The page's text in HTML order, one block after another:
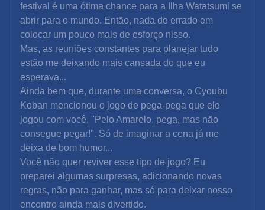
festival é uma ótima chance para a Ilha Watatsumi se
abrir para o mundo. Então, nada de errado em
colocar um pouco mais de esforço nisso.
Mas, as reuniões constantes para planejar tudo
estão me deixando mais cansada do que eu
esperava...
Ainda bem que, durante uma conversa, o Gyoubu
Koban mencionou o jogo de pega-pega que ele
jogou com você, "Pelo Amarelo, pega, mas não
consegue pegar!". Só de imaginar a cena já me
deixa de bom humor...
Você não quer reviver esse tipo de jogo? Eu
preparei algumas surpresas, adicionando novas
regras, não para ganhar, mas só para deixar nosso
encontro ainda mais divertido.